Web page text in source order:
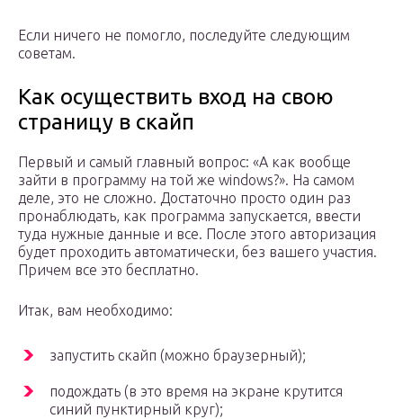
Если ничего не помогло, последуйте следующим
советам.
Как осуществить вход на свою
страницу в скайп
Первый и самый главный вопрос: «А как вообще
зайти в программу на той же windows?». На самом
деле, это не сложно. Достаточно просто один раз
пронаблюдать, как программа запускается, ввести
туда нужные данные и все. После этого авторизация
будет проходить автоматически, без вашего участия.
Причем все это бесплатно.
Итак, вам необходимо:
запустить скайп (можно браузерный);
подождать (в это время на экране крутится
синий пунктирный круг);